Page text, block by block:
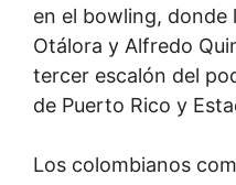
en el bowling, donde
Otálora y Alfredo
tercer escalón del
de Puerto Rico y
Los colombianos